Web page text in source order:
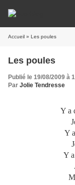
Accueil » Les poules
Les poules
Publié le 19/08/2009 à
Par Jolie Tendresse
Y a
Y
Y